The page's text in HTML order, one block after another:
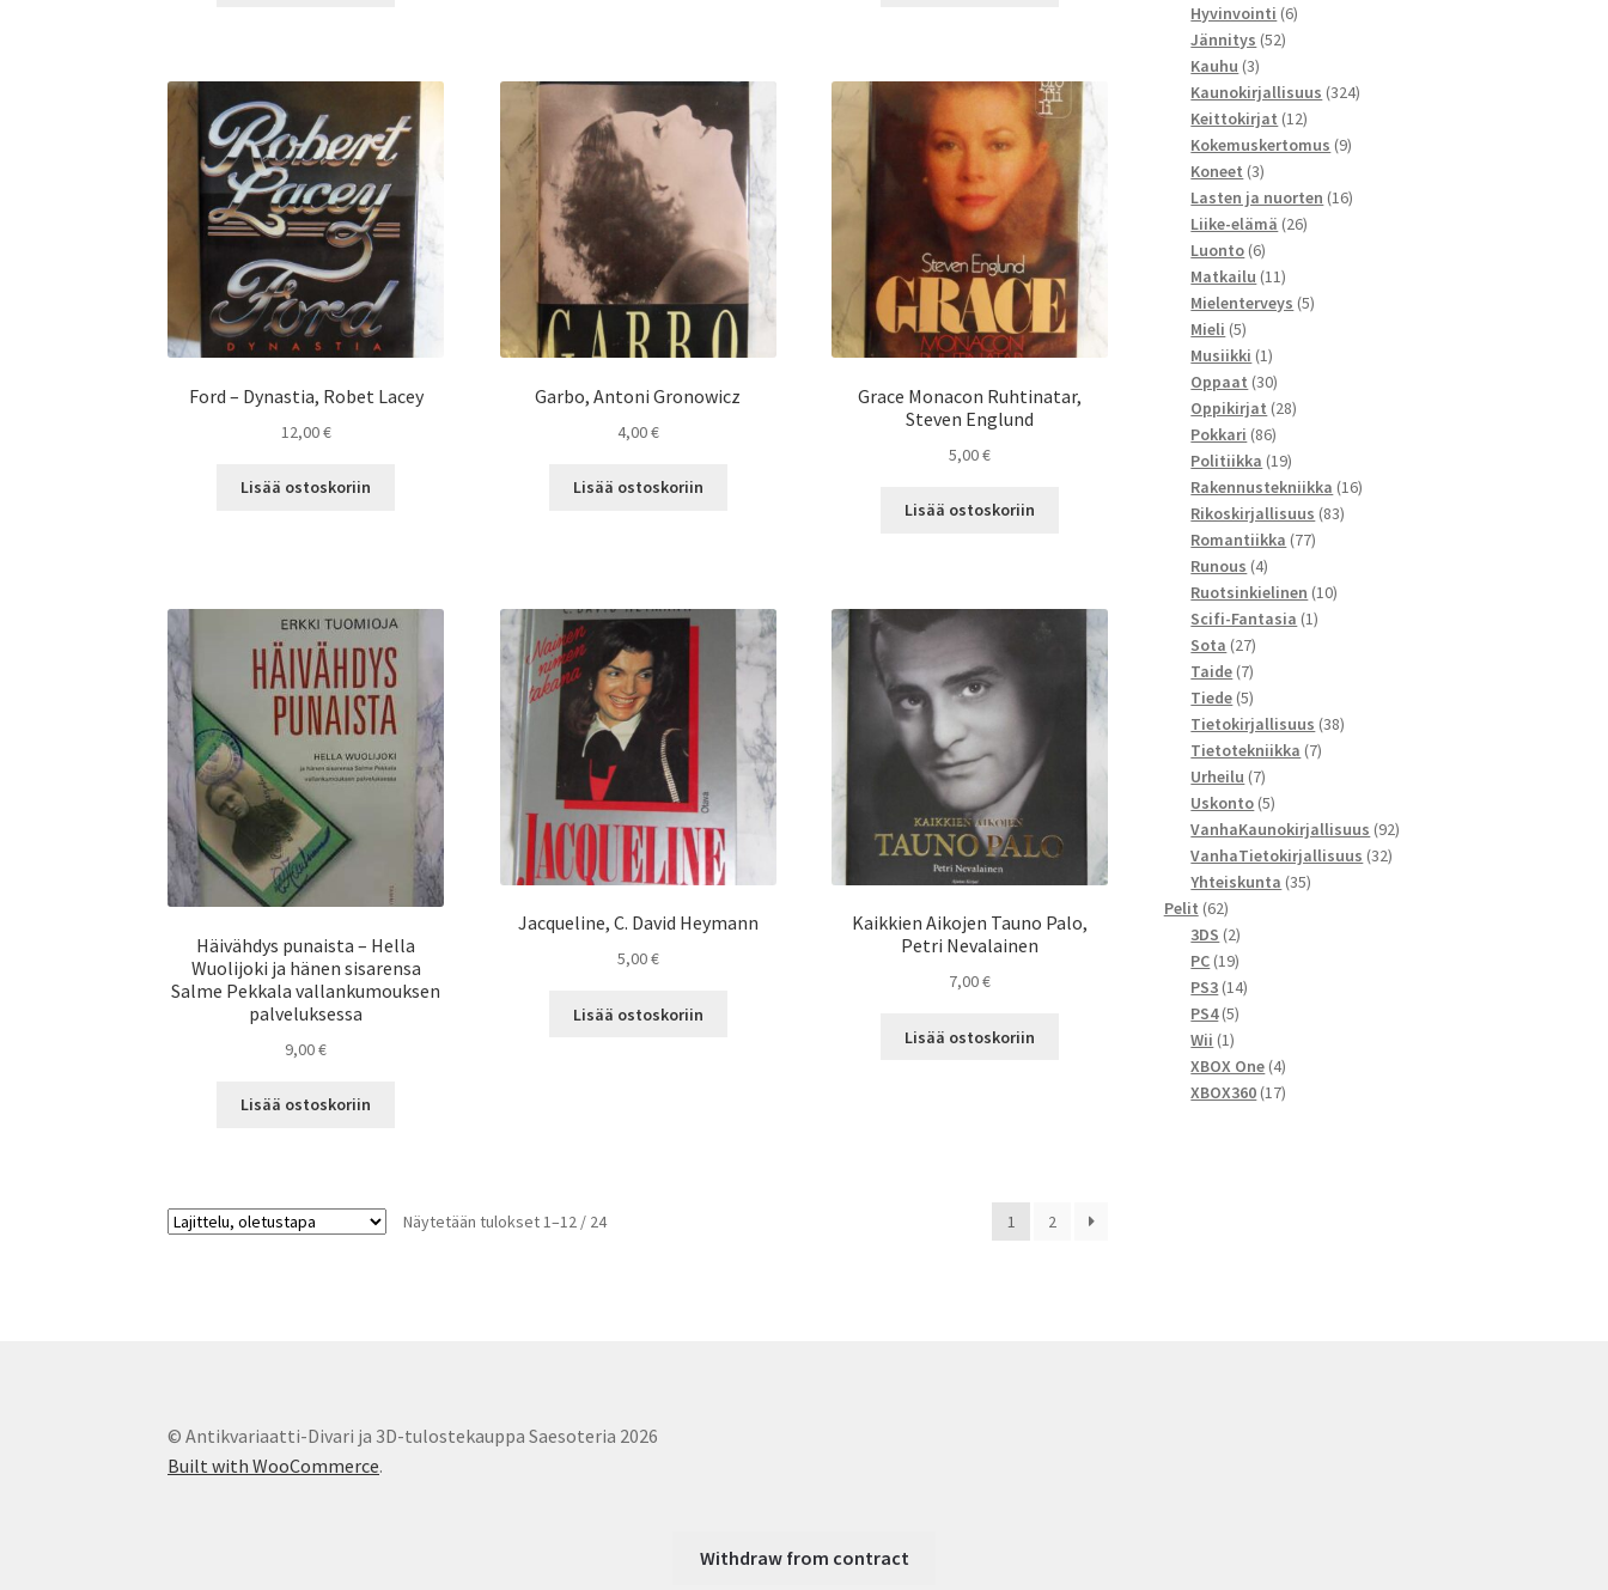
Ford – Dynastia, Robet Lacey
12,00€
Lisää ostoskoriin
Garbo, Antoni Gronowicz
4,00€
Lisää ostoskoriin
Grace Monacon Ruhtinatar,
Steven Englund
5,00€
Lisää ostoskoriin
Häivähdys punaista – Hella
Wuolijoki ja hänen sisarensa
Salme Pekkala vallankumouksen
palveluksessa
9,00€
Lisää ostoskoriin
Jacqueline, C. David Heymann
5,00€
Lisää ostoskoriin
Kaikkien Aikojen Tauno Palo,
Petri Nevalainen
7,00€
Lisää ostoskoriin
Näytetään tulokset 1–12 / 24 1 2
tuotetta
Hyvinvointi 66
Jännitys 5252
Kauhu 33
tuotetta
Kaunokirjallisuus 324324
Keittokirjat 1212
tuotetta
Kokemuskertomus 99
Koneet 33
tuotetta
Lasten ja nuorten 1616
Liike-elämä 2626
Luonto 66
tuotetta
Matkailu 1111
tuotetta
Mielenterveys 55
Mieli 55
tuotetta
Musiikki 11
tuote
Oppaat 3030
tuotetta
Oppikirjat 2828
Pokkari 8686
tuotetta
Politiikka 1919
tuotetta
Rakennustekniikka 1616
Rikoskirjallisuus 8383
Romantiikka 7777
Runous 44
tuotetta
Ruotsinkielinen 1010
Scifi-Fantasia 11
Sota 2727
tuotetta
Taide 77
tuotetta
Tiede 55
tuotetta
Tietokirjallisuus 3838
Tietotekniikka 77
Urheilu 77
tuotetta
Uskonto 55
tuotetta
VanhaKaunokirjallisuus 9292
VanhaTietokirjallisuus 3232
Yhteiskunta 3535
Pelit 6262
tuotetta
3DS 22
tuotetta
PC 1919
tuotetta
PS3 1414
PS4 55
Wii 11
tuote
XBOX One 44
tuotetta
XBOX360 1717
© Antikvariaatti-Divari ja 3D-tulostekauppa Saesoteria 2026
Built with WooCommerce.
Withdraw from contract